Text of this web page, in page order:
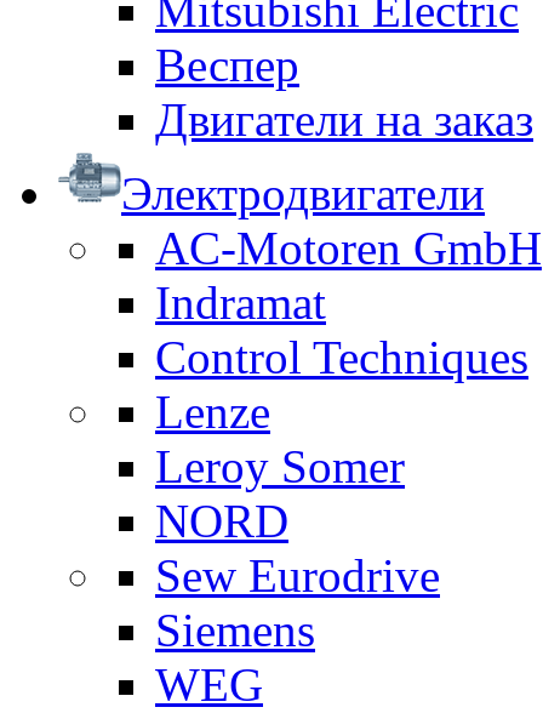
Веспер
Двигатели на заказ
Электродвигатели
AC-Motoren GmbH
Indramat
Control Techniques
Lenze
Leroy Somer
NORD
Sew Eurodrive
Siemens
WEG